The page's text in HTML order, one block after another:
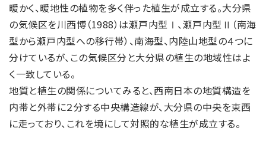
暖かく、暖地性の植物を多く伴った植生が成立する。大分県
の気候区を川西博（1988）は瀬戸内型Ⅰ、瀬戸内型Ⅱ（南海
型から瀬戸内型への移行帯）、南海型、内陸山地型の４つに
分けているが、この気候区分と大分県の植生の地域性はよ
く一致している。
地質と植生の関係についてみると、西南日本の地質構造を
内帯と外帯に２分する中央構造線が、大分県の中央を東西
に走っており、これを境にして対照的な植生が成立する。